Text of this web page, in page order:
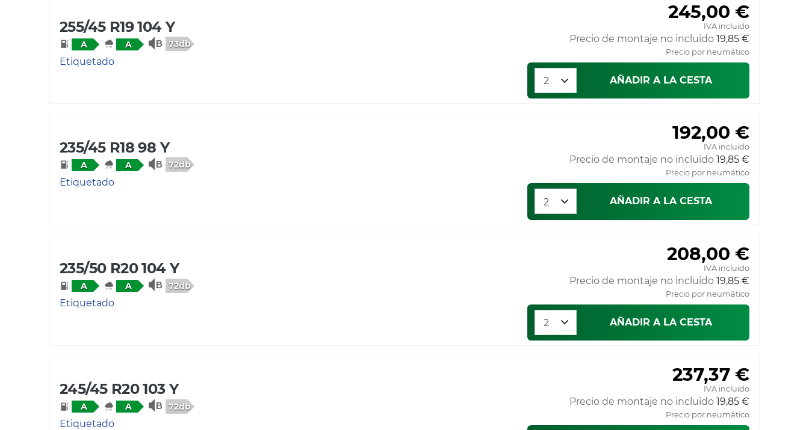
255/45 R19 104 Y
A A 73db
Etiquetado
245,00 €
IVA incluido
Precio de montaje no incluido 19,85 €
Precio por neumático
AÑADIR A LA CESTA
235/45 R18 98 Y
A A 72db
Etiquetado
192,00 €
IVA incluido
Precio de montaje no incluido 19,85 €
Precio por neumático
AÑADIR A LA CESTA
235/50 R20 104 Y
A A 72db
Etiquetado
208,00 €
IVA incluido
Precio de montaje no incluido 19,85 €
Precio por neumático
AÑADIR A LA CESTA
245/45 R20 103 Y
A A 72db
Etiquetado
237,37 €
IVA incluido
Precio de montaje no incluido 19,85 €
Precio por neumático